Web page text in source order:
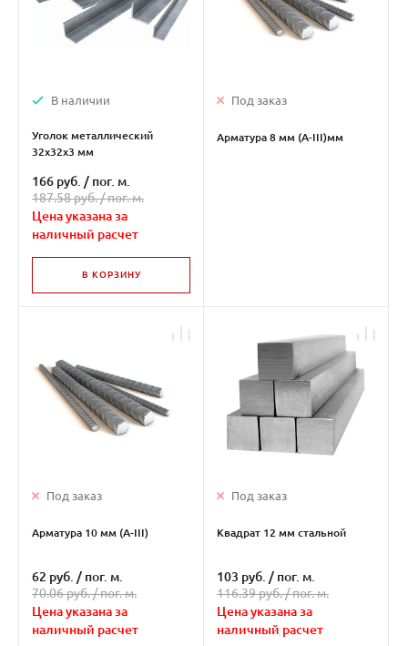
В наличии
Уголок металлический
32х32х3 мм
166 руб. / пог. м.
187.58 руб. /пог. м.
Цена указана за
наличный расчет
В КОРЗИНУ
Под заказ
Арматура 8 мм (А-III)мм
Под заказ
Арматура 10 мм (А-III)
62 руб. / пог. м.
70.06 руб. /пог. м.
Цена указана за
наличный расчет
Под заказ
Квадрат 12 мм стальной
103 руб. / пог. м.
116.39 руб. /пог. м.
Цена указана за
наличный расчет